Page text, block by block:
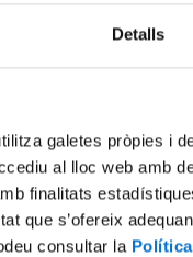
Detalls
galetes pròpies i
al lloc web amb
finalitats
que s’ofereix
consultar la